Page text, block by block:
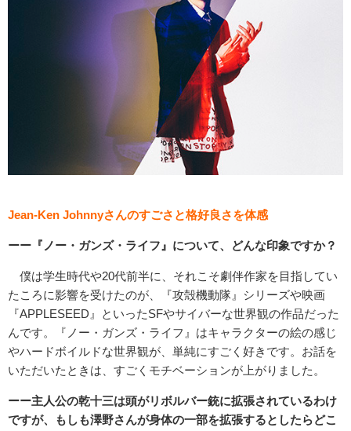
Jean-Ken Johnnyさんのすごさと格好良さを体感
ーー『ノー・ガンズ・ライフ』について、どんな印象ですか？
僕は学生時代や20代前半に、それこそ劇伴作家を目指してい
たころに影響を受けたのが、『攻殻機動隊』シリーズや映画
『APPLESEED』といったSFやサイバーな世界観の作品だった
んです。『ノー・ガンズ・ライフ』はキャラクターの絵の感じ
やハードボイルドな世界観が、単純にすごく好きです。お話を
いただいたときは、すごくモチベーションが上がりました。
ーー主人公の乾十三は頭がリボルバー銃に拡張されているわけ
ですが、もしも澤野さんが身体の一部を拡張するとしたらどこ